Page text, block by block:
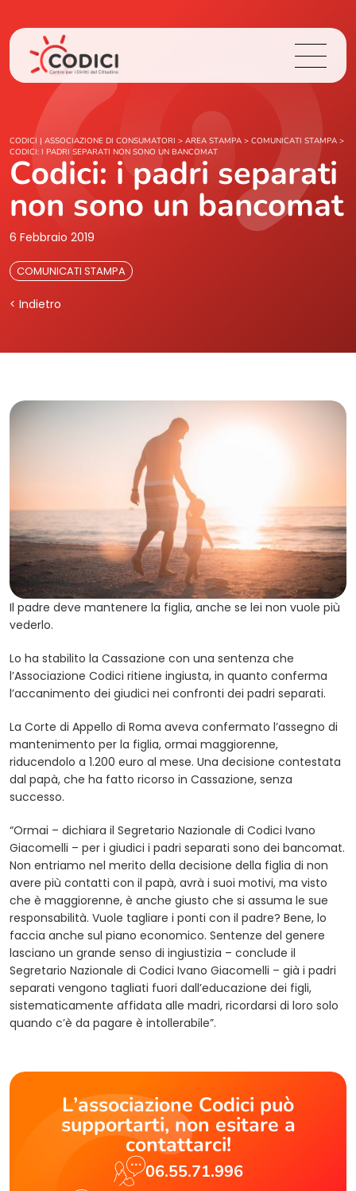
Chi Siamo
Cosa Facciamo
Area Stampa
CODICI | ASSOCIAZIONE DI CONSUMATORI > AREA STAMPA > COMUNICATI STAMPA >
CODICI: I PADRI SEPARATI NON SONO UN BANCOMAT
Codici: i padri separati
non sono un bancomat
6 Febbraio 2019
COMUNICATI STAMPA
< Indietro
Il padre deve mantenere la figlia, anche se lei non vuole più
vederlo.
Lo ha stabilito la Cassazione con una sentenza che
l’Associazione Codici ritiene ingiusta, in quanto conferma
l’accanimento dei giudici nei confronti dei padri separati.
La Corte di Appello di Roma aveva confermato l’assegno di
mantenimento per la figlia, ormai maggiorenne,
riducendolo a 1.200 euro al mese. Una decisione contestata
dal papà, che ha fatto ricorso in Cassazione, senza
successo.
“Ormai – dichiara il Segretario Nazionale di Codici Ivano
Giacomelli – per i giudici i padri separati sono dei bancomat.
Non entriamo nel merito della decisione della figlia di non
avere più contatti con il papà, avrà i suoi motivi, ma visto
che è maggiorenne, è anche giusto che si assuma le sue
responsabilità. Vuole tagliare i ponti con il padre? Bene, lo
faccia anche sul piano economico. Sentenze del genere
lasciano un grande senso di ingiustizia – conclude il
Segretario Nazionale di Codici Ivano Giacomelli – già i padri
separati vengono tagliati fuori dall’educazione dei figli,
sistematicamente affidata alle madri, ricordarsi di loro solo
quando c’è da pagare è intollerabile”.
L’associazione Codici può
supportarti, non esitare a
contattarci!
06.55.71.996